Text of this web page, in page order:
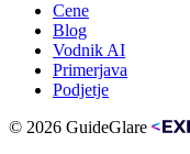
Cene
Blog
Vodnik AI
Primerjava
Podjetje
© 2026 GuideGlare